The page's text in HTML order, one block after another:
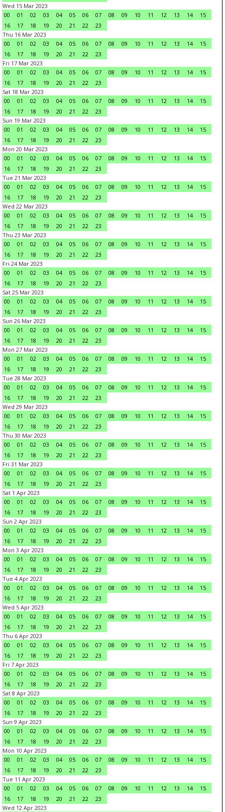
Wed 15 Mar 2023
00
01 02 03 04 05 06 07 08 09 10 11 12 13 14
15
16
17 18 19 20 21 22
23
Thu 16 Mar 2023
00
01 02 03 04 05 06 07 08 09 10 11 12 13 14
15
16
17 18 19 20 21 22
23
Fri 17 Mar 2023
00
01 02 03 04 05 06 07 08 09 10 11 12 13 14
15
16
17 18 19 20 21 22
23
Sat 18 Mar 2023
00
01 02 03 04 05 06 07 08 09 10 11 12 13 14
15
16
17 18 19 20 21 22
23
Sun 19 Mar 2023
00
01 02 03 04 05 06 07 08 09 10 11 12 13 14
15
16
17 18 19 20 21 22
23
Mon 20 Mar 2023
00
01 02 03 04 05 06 07 08 09 10 11 12 13 14
15
16
17 18 19 20 21 22
23
Tue 21 Mar 2023
00
01 02 03 04 05 06 07 08 09 10 11 12 13 14
15
16
17 18 19 20 21 22
23
Wed 22 Mar 2023
00
01 02 03 04 05 06 07 08 09 10 11 12 13 14
15
16
17 18 19 20 21 22
23
Thu 23 Mar 2023
00
01 02 03 04 05 06 07 08 09 10 11 12 13 14
15
16
17 18 19 20 21 22
23
Fri 24 Mar 2023
00
01 02 03 04 05 06 07 08 09 10 11 12 13 14
15
16
17 18 19 20 21 22
23
Sat 25 Mar 2023
00
01 02 03 04 05 06 07 08 09 10 11 12 13 14
15
16
17 18 19 20 21 22
23
Sun 26 Mar 2023
00
01 02 03 04 05 06 07 08 09 10 11 12 13 14
15
16
17 18 19 20 21 22
23
Mon 27 Mar 2023
00
01 02 03 04 05 06 07 08 09 10 11 12 13 14
15
16
17 18 19 20 21 22
23
Tue 28 Mar 2023
00
01 02 03 04 05 06 07 08 09 10 11 12 13 14
15
16
17 18 19 20 21 22
23
Wed 29 Mar 2023
00
01 02 03 04 05 06 07 08 09 10 11 12 13 14
15
16
17 18 19 20 21 22
23
Thu 30 Mar 2023
00
01 02 03 04 05 06 07 08 09 10 11 12 13 14
15
16
17 18 19 20 21 22
23
Fri 31 Mar 2023
00
01 02 03 04 05 06 07 08 09 10 11 12 13 14
15
16
17 18 19 20 21 22
23
Sat 1 Apr 2023
00
01 02 03 04 05 06 07 08 09 10 11 12 13 14
15
16
17 18 19 20 21 22
23
Sun 2 Apr 2023
00
01 02 03 04 05 06 07 08 09 10 11 12 13 14
15
16
17 18 19 20 21 22
23
Mon 3 Apr 2023
00
01 02 03 04 05 06 07 08 09 10 11 12 13 14
15
16
17 18 19 20 21 22
23
Tue 4 Apr 2023
00
01 02 03 04 05 06 07 08 09 10 11 12 13 14
15
16
17 18 19 20 21 22
23
Wed 5 Apr 2023
00
01 02 03 04 05 06 07 08 09 10 11 12 13 14
15
16
17 18 19 20 21 22
23
Thu 6 Apr 2023
00
01 02 03 04 05 06 07 08 09 10 11 12 13 14
15
16
17 18 19 20 21 22
23
Fri 7 Apr 2023
00
01 02 03 04 05 06 07 08 09 10 11 12 13 14
15
16
17 18 19 20 21 22
23
Sat 8 Apr 2023
00
01 02 03 04 05 06 07 08 09 10 11 12 13 14
15
16
17 18 19 20 21 22
23
Sun 9 Apr 2023
00
01 02 03 04 05 06 07 08 09 10 11 12 13 14
15
16
17 18 19 20 21 22
23
Mon 10 Apr 2023
00
01 02 03 04 05 06 07 08 09 10 11 12 13 14
15
16
17 18 19 20 21 22
23
Tue 11 Apr 2023
00
01 02 03 04 05 06 07 08 09 10 11 12 13 14
15
16
17 18 19 20 21 22
23
Wed 12 Apr 2023